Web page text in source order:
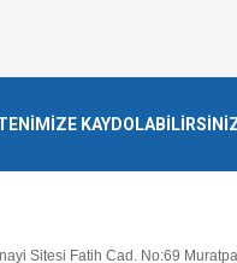
Sitesi Fatih Cad. No:69